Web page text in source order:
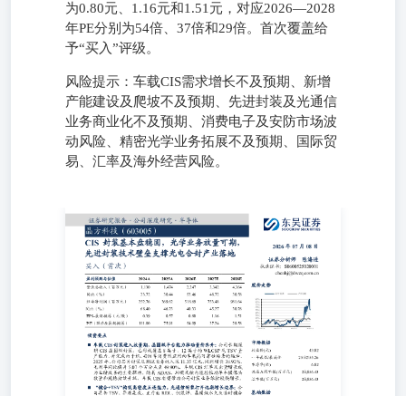
为0.80元、1.16元和1.51元，对应2026—2028
年PE分别为54倍、37倍和29倍。首次覆盖给
予“买入”评级。
风险提示：车载CIS需求增长不及预期、新增
产能建设及爬坡不及预期、先进封装及光通信
业务商业化不及预期、消费电子及安防市场波
动风险、精密光学业务拓展不及预期、国际贸
易、汇率及海外经营风险。
CIS封装基本盘稳固，光学业务放量可期，先进封装技术壁
07月08日 证券分析师陈海进执业证书：
市场数据 ◼车载CIS封装进入放量期，晶圆级平台能力推动
级封装，已形成覆盖8英寸、12英寸的WLCSP及TSV量产能
级应用向车载高可靠性场景的延伸。2025年，公司芯片封装
比增长38.92%，毛利率同比提升5.07个百分点至49.90%，
善的主要驱动。随着ADAS、环视及舱内监控推动单车摄像
有望带动公司封装业务维持较快增长。 收盘价(元)43.02一年
(倍)6.02流通A股市值(百万元)28,056.43总市值(百万元
连能力，光通信封装打开远期增长边界：公司具备TSV、异